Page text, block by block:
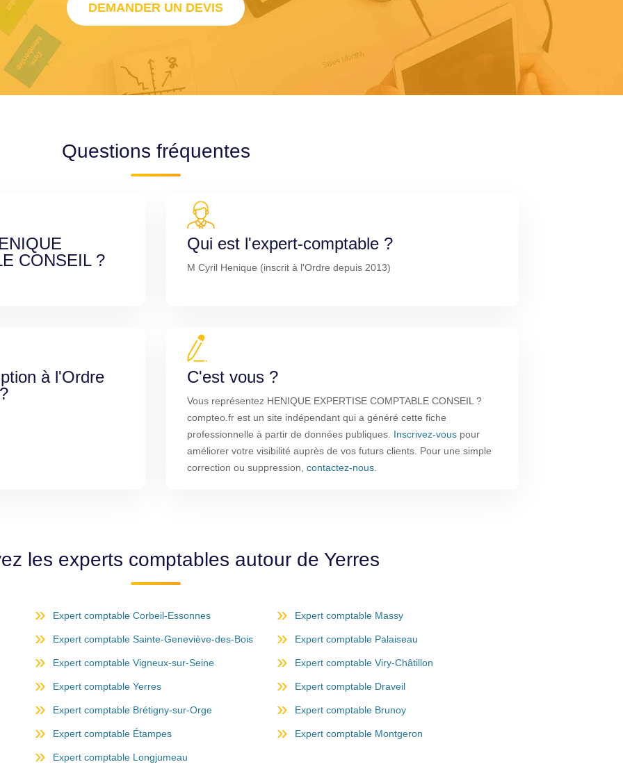
DEMANDER UN DEVIS
Questions fréquentes
CONSEIL ?
Qui est l'expert-comptable ?
M Cyril Henique (inscrit à l'Ordre depuis 2013)
à l'Ordre
C'est vous ?
Vous représentez HENIQUE EXPERTISE COMPTABLE CONSEIL ?
compteo.fr est un site indépendant qui a généré cette fiche
professionnelle à partir de données publiques. Inscrivez-vous pour
améliorer votre visibilité auprès de vos futurs clients. Pour une simple
correction ou suppression, contactez-nous
les experts comptables autour de Yerres
Expert comptable Corbeil-Essonnes Expert comptable Massy
Expert comptable Sainte-Geneviève-des-Bois Expert comptable Palaiseau
Expert comptable Vigneux-sur-Seine Expert comptable Viry-Châtillon
Expert comptable Yerres Expert comptable Draveil
Expert comptable Brétigny-sur-Orge Expert comptable Brunoy
Expert comptable Étampes Expert comptable Montgeron
Expert comptable Longjumeau